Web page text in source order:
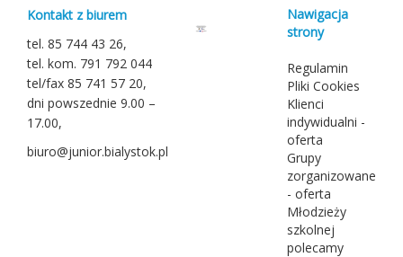
Kontakt z biurem
tel. 85 744 43 26,
tel. kom. 791 792 044
tel/fax 85 741 57 20,
dni powszednie 9.00 –
17.00,
biuro@junior.bialystok.pl
Nawigacja
strony
Regulamin
Pliki Cookies
Klienci
indywidualni -
oferta
Grupy
zorganizowane
- oferta
Młodzieży
szkolnej
polecamy